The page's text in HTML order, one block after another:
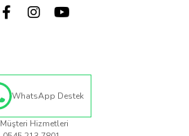
WhatsApp Destek
Müşteri Hizmetleri